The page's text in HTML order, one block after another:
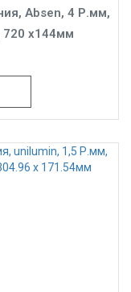
Absen, 4 Р.мм,
720 x144мм